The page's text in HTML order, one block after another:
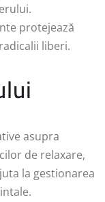
protejează
liberi.
asupra
de relaxare,
la gestionarea